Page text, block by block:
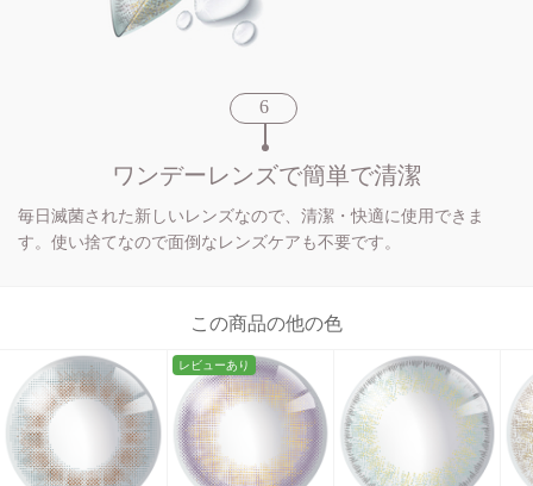
ワンデーレンズで簡単で清潔
毎日滅菌された新しいレンズなので、清潔・快適に使用できま
す。使い捨てなので面倒なレンズケアも不要です。
この商品の他の色
レビューあり